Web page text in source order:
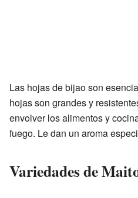
Las hojas de bijao son
hojas son grandes y
envolver los alimentos y
fuego. Le dan un aroma
Variedades de